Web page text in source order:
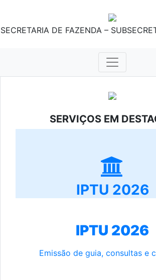
SECRETARIA DE FAZENDA –
SERVIÇOS EM
IPTU 2026
IPTU 2026
Emissão de guia, consultas e